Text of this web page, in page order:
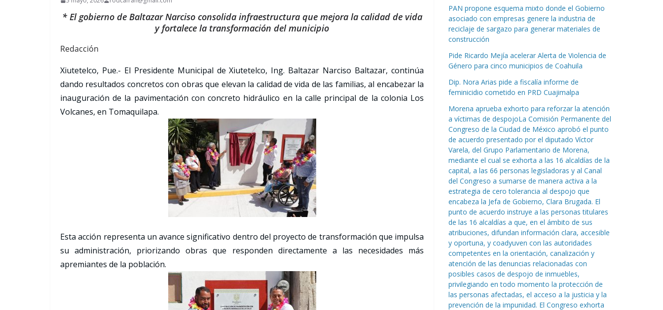
* El gobierno de Baltazar Narciso consolida infraestructura que mejora la calidad de vida
y fortalece la transformación del municipio
Redacción
Xiutetelco, Pue.- El Presidente Municipal de Xiutetelco, Ing. Baltazar Narciso Baltazar, continúa
dando resultados concretos con obras que elevan la calidad de vida de las familias, al encabezar la
inauguración de la pavimentación con concreto hidráulico en la calle principal de la colonia Los
Volcanes, en Tomaquilapa.
Esta acción representa un avance significativo dentro del proyecto de transformación que impulsa
su administración, priorizando obras que responden directamente a las necesidades más
apremiantes de la población.
PAN propone esquema mixto donde el Gobierno
asociado con empresas genere la industria de
reciclaje de sargazo para generar materiales de
construcción
Pide Ricardo Mejía acelerar Alerta de Violencia de
Género para cinco municipios de Coahuila
Dip. Nora Arias pide a fiscalía informe de
feminicidio cometido en PRD Cuajimalpa
Morena aprueba exhorto para reforzar la atención
a víctimas de despojoLa Comisión Permanente del
Congreso de la Ciudad de México aprobó el punto
de acuerdo presentado por el diputado Víctor
Varela, del Grupo Parlamentario de Morena,
mediante el cual se exhorta a las 16 alcaldías de la
capital, a las 66 personas legisladoras y al Canal
del Congreso a sumarse de manera activa a la
estrategia de cero tolerancia al despojo que
encabeza la Jefa de Gobierno, Clara Brugada. El
punto de acuerdo instruye a las personas titulares
de las 16 alcaldías a que, en el ámbito de sus
atribuciones, difundan información clara, accesible
y oportuna, y coadyuven con las autoridades
competentes en la orientación, canalización y
atención de las denuncias relacionadas con
posibles casos de despojo de inmuebles,
privilegiando en todo momento la protección de
las personas afectadas, el acceso a la justicia y la
prevención de la impunidad. El Congreso exhorta